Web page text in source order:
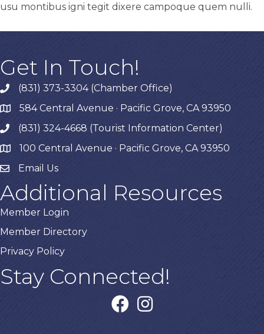
usu montibus igni tegit dixere campoque quem nulli.
Get In Touch!
phone(831) 373-3304 (Chamber Office)
map584 Central Avenue · Pacific Grove, CA 93950
phone(831) 324-4668 (Tourist Information Center)
map 100 Central Avenue · Pacific Grove, CA 93950
Email Us
Additional Resources
Member Login
Member Directory
Privacy Policy
Stay Connected!
facebookinstagram